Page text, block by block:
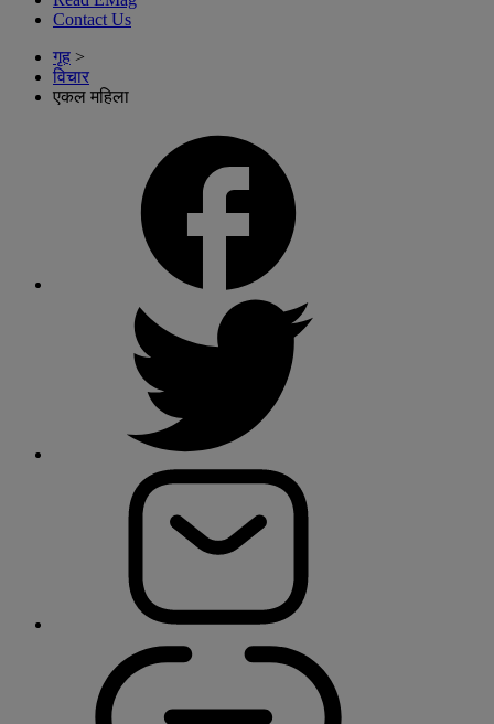
Contact Us
गृह >
विचार
एकल महिला